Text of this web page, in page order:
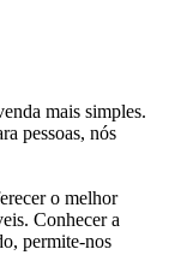
mais simples.
pessoas, nós
o melhor
Conhecer a
permite-nos